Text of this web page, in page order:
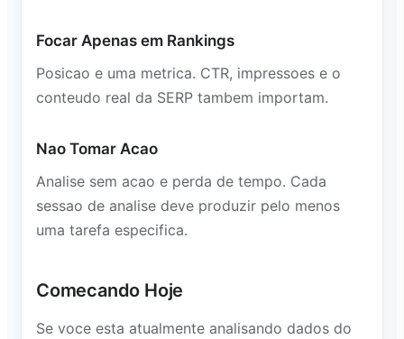
Focar Apenas em Rankings
Posicao e uma metrica. CTR, impressoes e o
conteudo real da SERP tambem importam.
Nao Tomar Acao
Analise sem acao e perda de tempo. Cada
sessao de analise deve produzir pelo menos
uma tarefa especifica.
Comecando Hoje
Se voce esta atualmente analisando dados do